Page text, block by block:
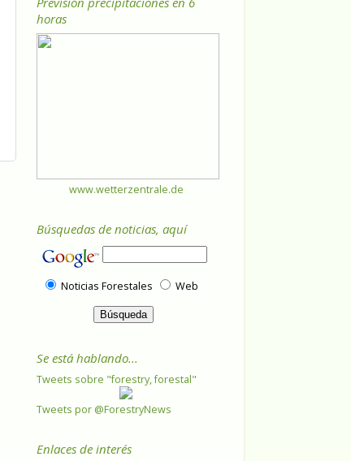
horas
www.wetterzentrale.de
Búsquedas de noticias, aquí
Noticias Forestales Web
Se está hablando...
Tweets sobre "forestry, forestal"
Tweets por @ForestryNews
Enlaces de interés